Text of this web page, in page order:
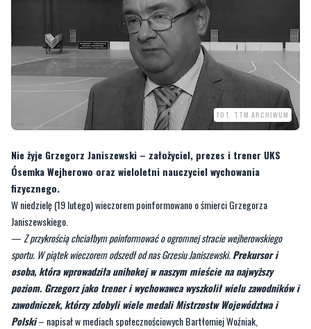
FOT. TTM ARCHIWUM
Nie żyje Grzegorz Janiszewski – założyciel, prezes i trener UKS
Ósemka Wejherowo oraz wieloletni nauczyciel wychowania
W niedzielę (19 lutego) wieczorem poinformowano o śmierci Grzegorza
Janiszewskiego.
—Z przykrością chciałbym poinformować o ogromnej stracie wejherowskiego
sportu. W piątek wieczorem odszedł od nas Grzesiu Janiszewski.Prekursor i
osoba, która wprowadziła unihokej w naszym mieście na najwyższy
poziom. Grzegorz jako trener i wychowawca wyszkolił wielu zawodników i
zawodniczek, którzy zdobyli wiele medali Mistrzostw Województwa i
Polski – napisał w mediach społecznościowych Bartłomiej Woźniak,
wiceprezes UKS Basket-Ósemki Wejherowo.
Grzegorz Janiszewski założył i trenował młodych adeptów unihokeja w
Uczniowskim Klubie Sportowym Ósemka Wejherowo. Pełnił także funkcję